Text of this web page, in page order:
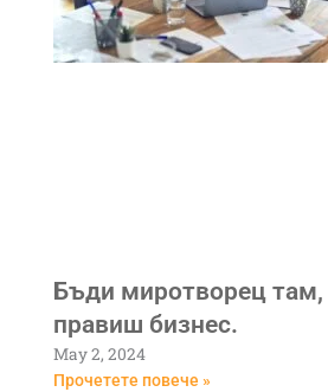
Бъди миротворец там,
правиш бизнес.
May 2, 2024
Прочетете повече »